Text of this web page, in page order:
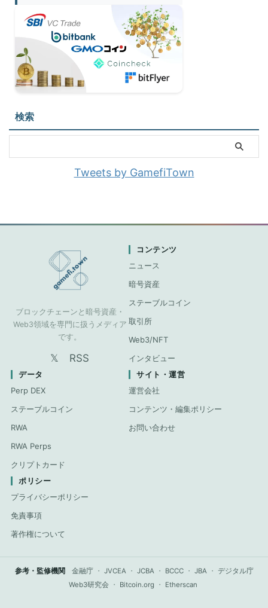
検索
Tweets by GamefiTown
ブロックチェーンと暗号資産・
Web3領域を専門に扱うメディア
です。
𝕏 RSS
コンテンツ
ニュース
暗号資産
ステーブルコイン
取引所
Web3/NFT
インタビュー
データ
Perp DEX
ステーブルコイン
RWA
RWA Perps
クリプトカード
サイト・運営
運営会社
コンテンツ・編集ポリシー
お問い合わせ
ポリシー
プライバシーポリシー
免責事項
著作権について
参考・監修機関 金融庁 ・ JVCEA ・ JCBA ・ BCCC ・ JBA ・ デジタル庁
Web3研究会 ・ Bitcoin.org ・ Etherscan